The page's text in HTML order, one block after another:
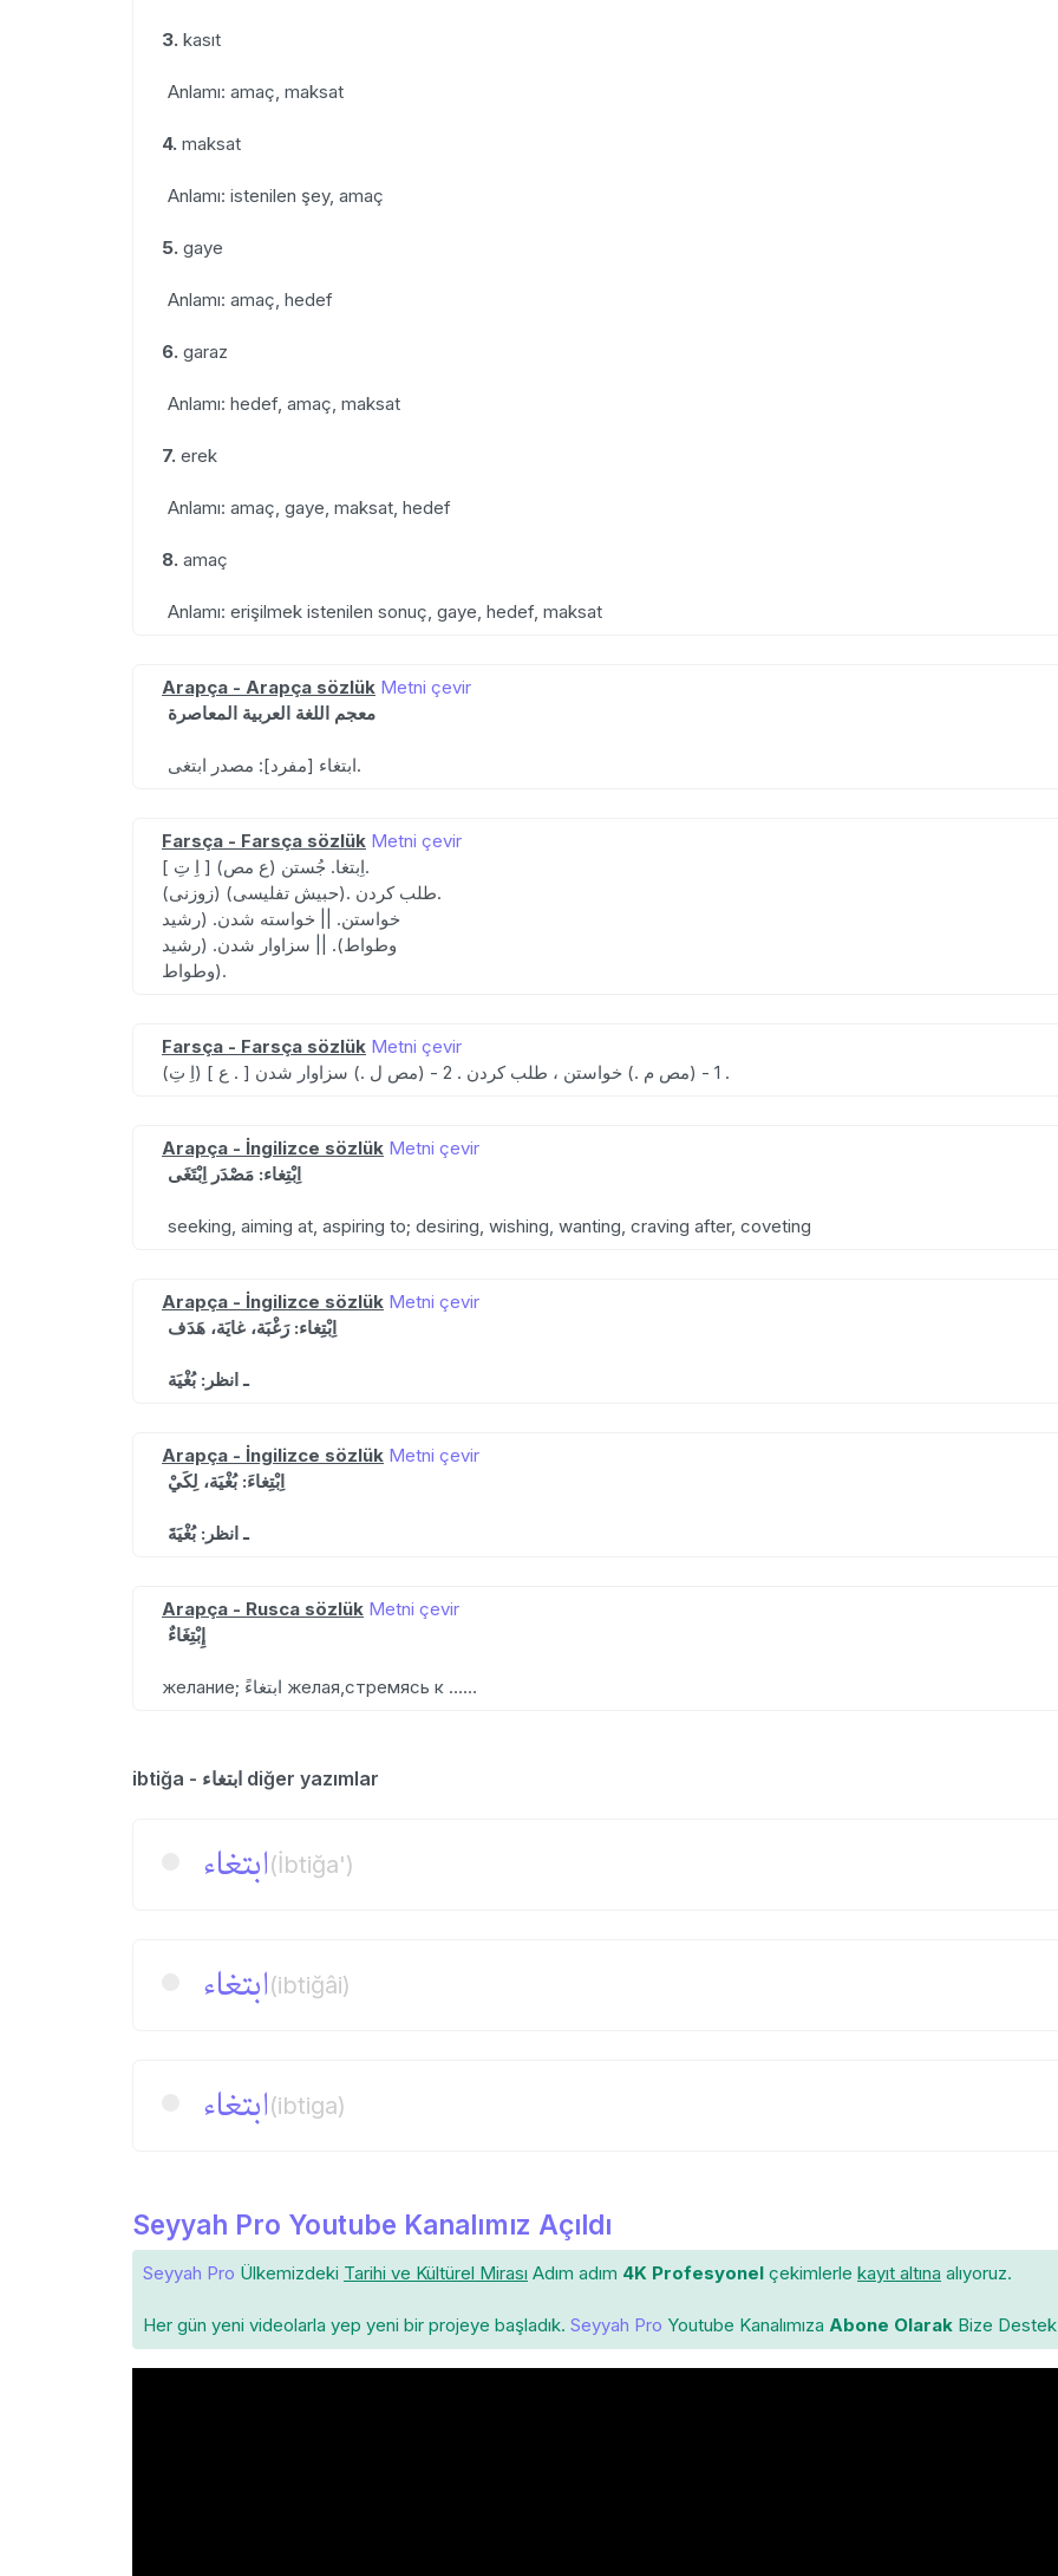
3. kasıt
Anlamı: amaç, maksat
4. maksat
Anlamı: istenilen şey, amaç
5. gaye
Anlamı: amaç, hedef
6. garaz
Anlamı: hedef, amaç, maksat
7. erek
Anlamı: amaç, gaye, maksat, hedef
8. amaç
Anlamı: erişilmek istenilen sonuç, gaye, hedef, maksat
Arapça - Arapça sözlük Metni çevir
معجم اللغة العربية المعاصرة
ابتغاء [مفرد]: مصدر ابتغى.
Farsça - Farsça sözlük Metni çevir
[ اِ تِ ] (ع مص) اِبتغا. جُستن.
(زوزنی) (حبیش تفلیسی). طلب کردن.
خواستن. || خواسته شدن. (رشید
وطواط). || سزاوار شدن. (رشید
وطواط).
Farsça - Farsça sözlük Metni çevir
(اِ تِ) [ ع . ] 1 - (مص م .) خواستن ، طلب کردن . 2 - (مص ل .) سزاوار شدن .
Arapça - İngilizce sözlük Metni çevir
اِبْتِغاء: مَصْدَر اِبْتَغَى
seeking, aiming at, aspiring to; desiring, wishing, wanting, craving after, coveting
Arapça - İngilizce sözlük Metni çevir
اِبْتِغاء: رَغْبَة، غايَة، هَدَف
ـ انظر: بُغْيَة
Arapça - İngilizce sözlük Metni çevir
اِبْتِغاءَ: بُغْيَة، لِكَيْ
ـ انظر: بُغْيَةَ
Arapça - Rusca sözlük Metni çevir
إِبْتِغَاءٌ
желание; ابتغاءً желая,стремясь к ……
ibtiğa - ابتغاء diğer yazımlar
ابتغاء(İbtiğa')
ابتغاء(ibtiğâi)
ابتغاء(ibtiga)
Seyyah Pro Youtube Kanalımız Açıldı
Seyyah Pro Ülkemizdeki Tarihi ve Kültürel Mirası Adım adım 4K Profesyonel çekimlerle kayıt altına alıyoruz.
Her gün yeni videolarla yep yeni bir projeye başladık. Seyyah Pro Youtube Kanalımıza Abone Olarak Bize Destek